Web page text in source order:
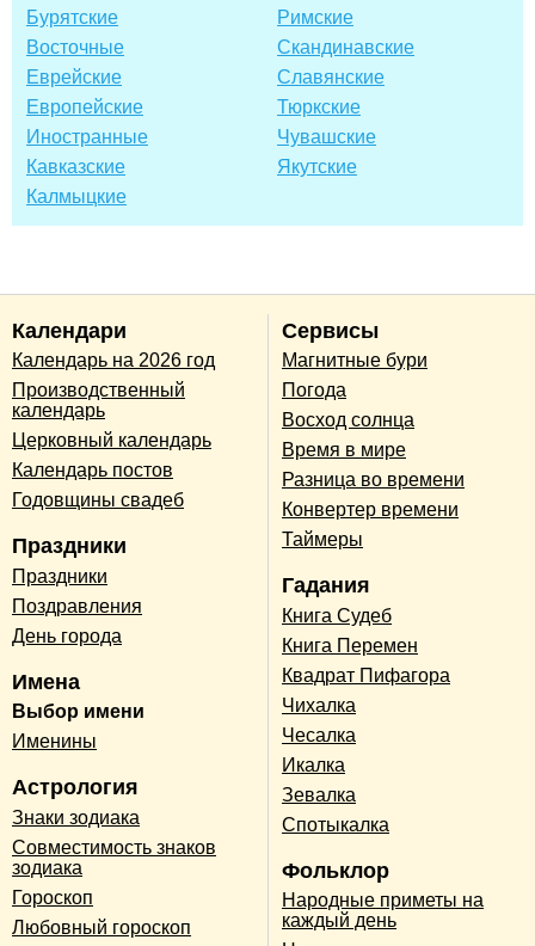
Бурятские
Восточные
Еврейские
Европейские
Иностранные
Кавказские
Калмыцкие
Римские
Скандинавские
Славянские
Тюркские
Чувашские
Якутские
Календари
Календарь на 2026 год
Производственный
календарь
Церковный календарь
Календарь постов
Годовщины свадеб
Праздники
Праздники
Поздравления
День города
Имена
Выбор имени
Именины
Астрология
Знаки зодиака
Совместимость знаков
зодиака
Гороскоп
Любовный гороскоп
Сервисы
Магнитные бури
Погода
Восход солнца
Время в мире
Разница во времени
Конвертер времени
Таймеры
Гадания
Книга Судеб
Книга Перемен
Квадрат Пифагора
Чихалка
Чесалка
Икалка
Зевалка
Спотыкалка
Фольклор
Народные приметы на
каждый день